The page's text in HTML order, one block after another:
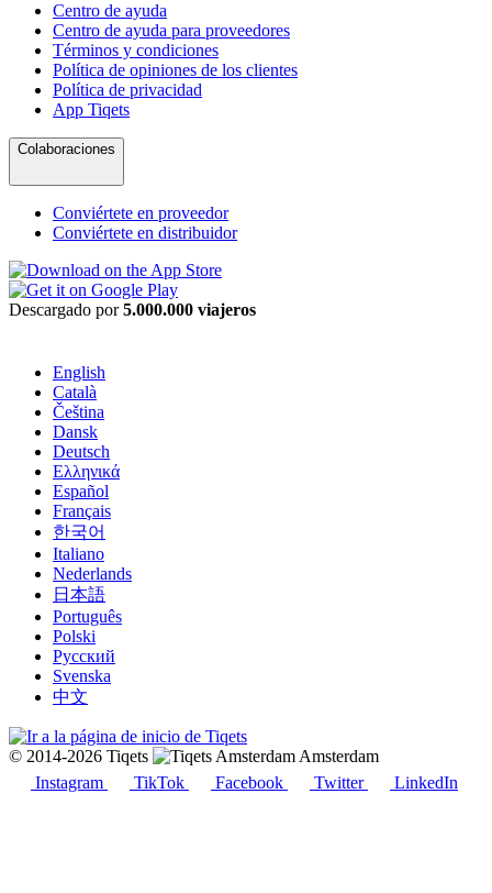
Centro de ayuda
Centro de ayuda para proveedores
Términos y condiciones
Política de opiniones de los clientes
Política de privacidad
App Tiqets
Colaboraciones
Conviértete en proveedor
Conviértete en distribuidor
Descargado por5.000.000 viajeros
English
Català
Čeština
Dansk
Deutsch
Ελληνικά
Español
Français
한국어
Italiano
Nederlands
日本語
Português
Polski
Русский
Svenska
中文
© 2014-2026 Tiqets
Amsterdam
Instagram
TikTok Facebook Twitter LinkedIn